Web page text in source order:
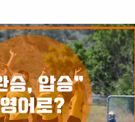
Traffic: 좌측통행 시스템 “In the UK,
hand traffic system.” (영국에서는 차량
른다.)“Singapore has..